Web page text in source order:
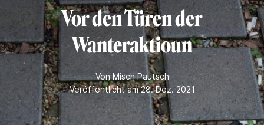
Vor den Türen der
Wanteraktioun
VonMisch Pautsch
Veröffentlicht am 28. Dez. 2021